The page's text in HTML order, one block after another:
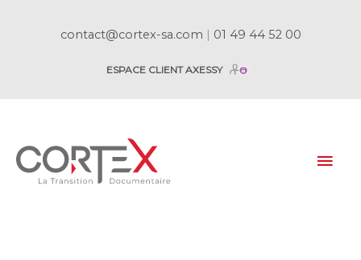
contact@cortex-sa.com | 01 49 44 52 00
ESPACE CLIENT AXESSY